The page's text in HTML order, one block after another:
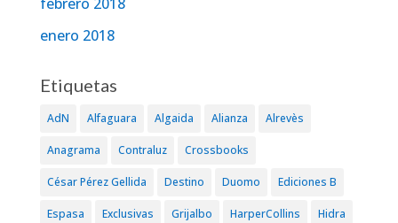
enero 2018
Etiquetas
AdN Alfaguara Algaida Alianza Alrevès
Anagrama Contraluz Crossbooks
César Pérez Gellida Destino Duomo Ediciones B
Espasa Exclusivas Grijalbo HarperCollins Hidra